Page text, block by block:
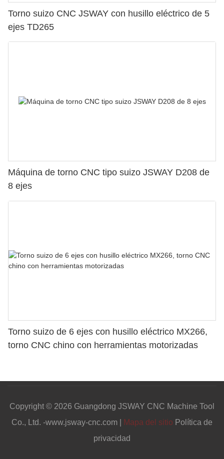
Torno suizo CNC JSWAY con husillo eléctrico de 5
ejes TD265
Máquina de torno CNC tipo suizo JSWAY D208 de
8 ejes
Torno suizo de 6 ejes con husillo eléctrico MX266,
torno CNC chino con herramientas motorizadas
Copyright © 2026 Guangdong JSWAY CNC Machine Tool
Co., Ltd. -www.jsway-cnc.com |
Mapa del sitio Política de
privacidad